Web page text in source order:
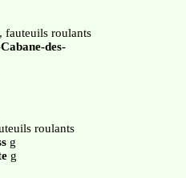
fauteuils roulants
Cabane-des-
roulants
g
g